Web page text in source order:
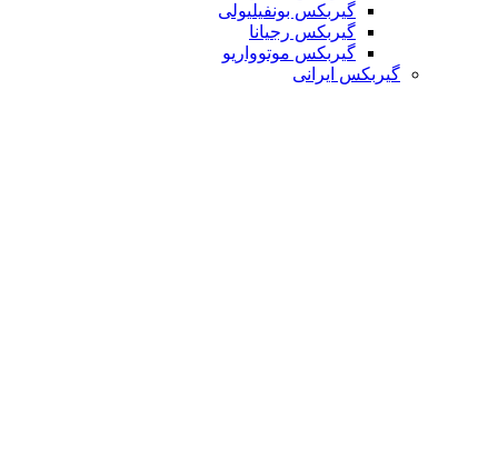
گیربکس بونفیلیولی
گیربکس رجیانا
گیربکس موتوواریو
گیربکس ایرانی